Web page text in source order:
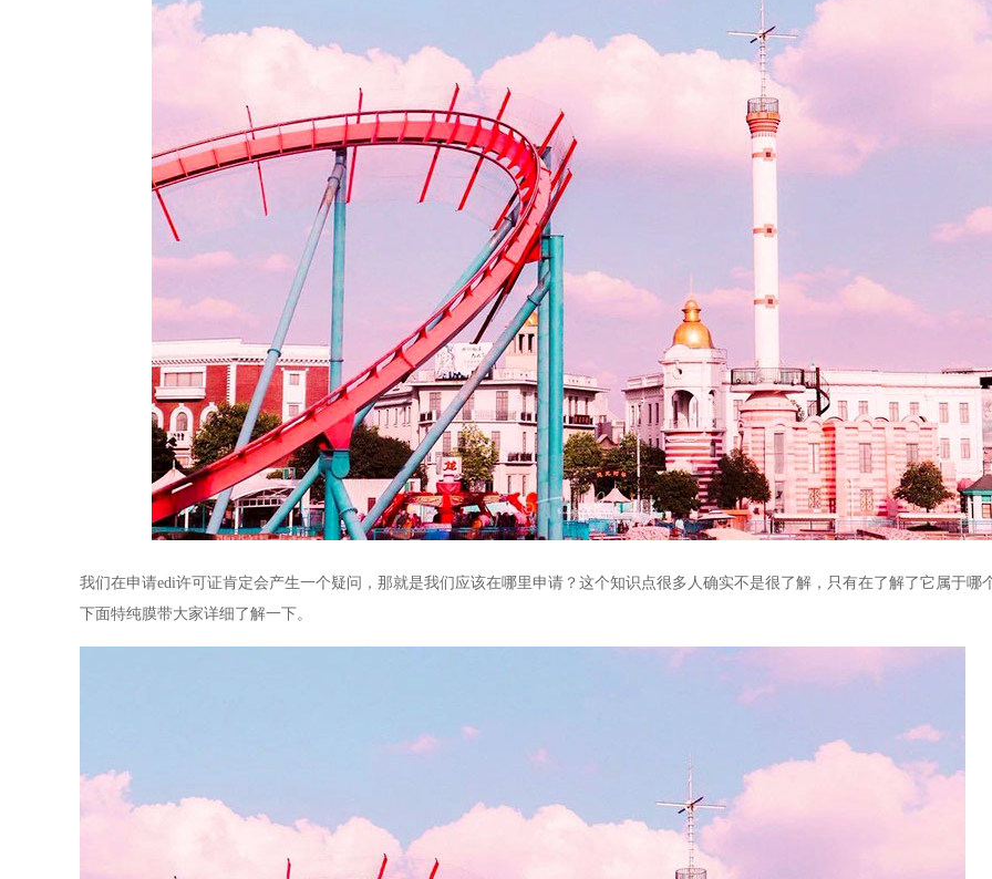
我们在申请edi许可证肯定会产生一个疑问，那就是我们应该在哪里申请？这个知识点很多人确实不是很了解，只有在了解了它属于哪
下面特纯膜带大家详细了解一下。